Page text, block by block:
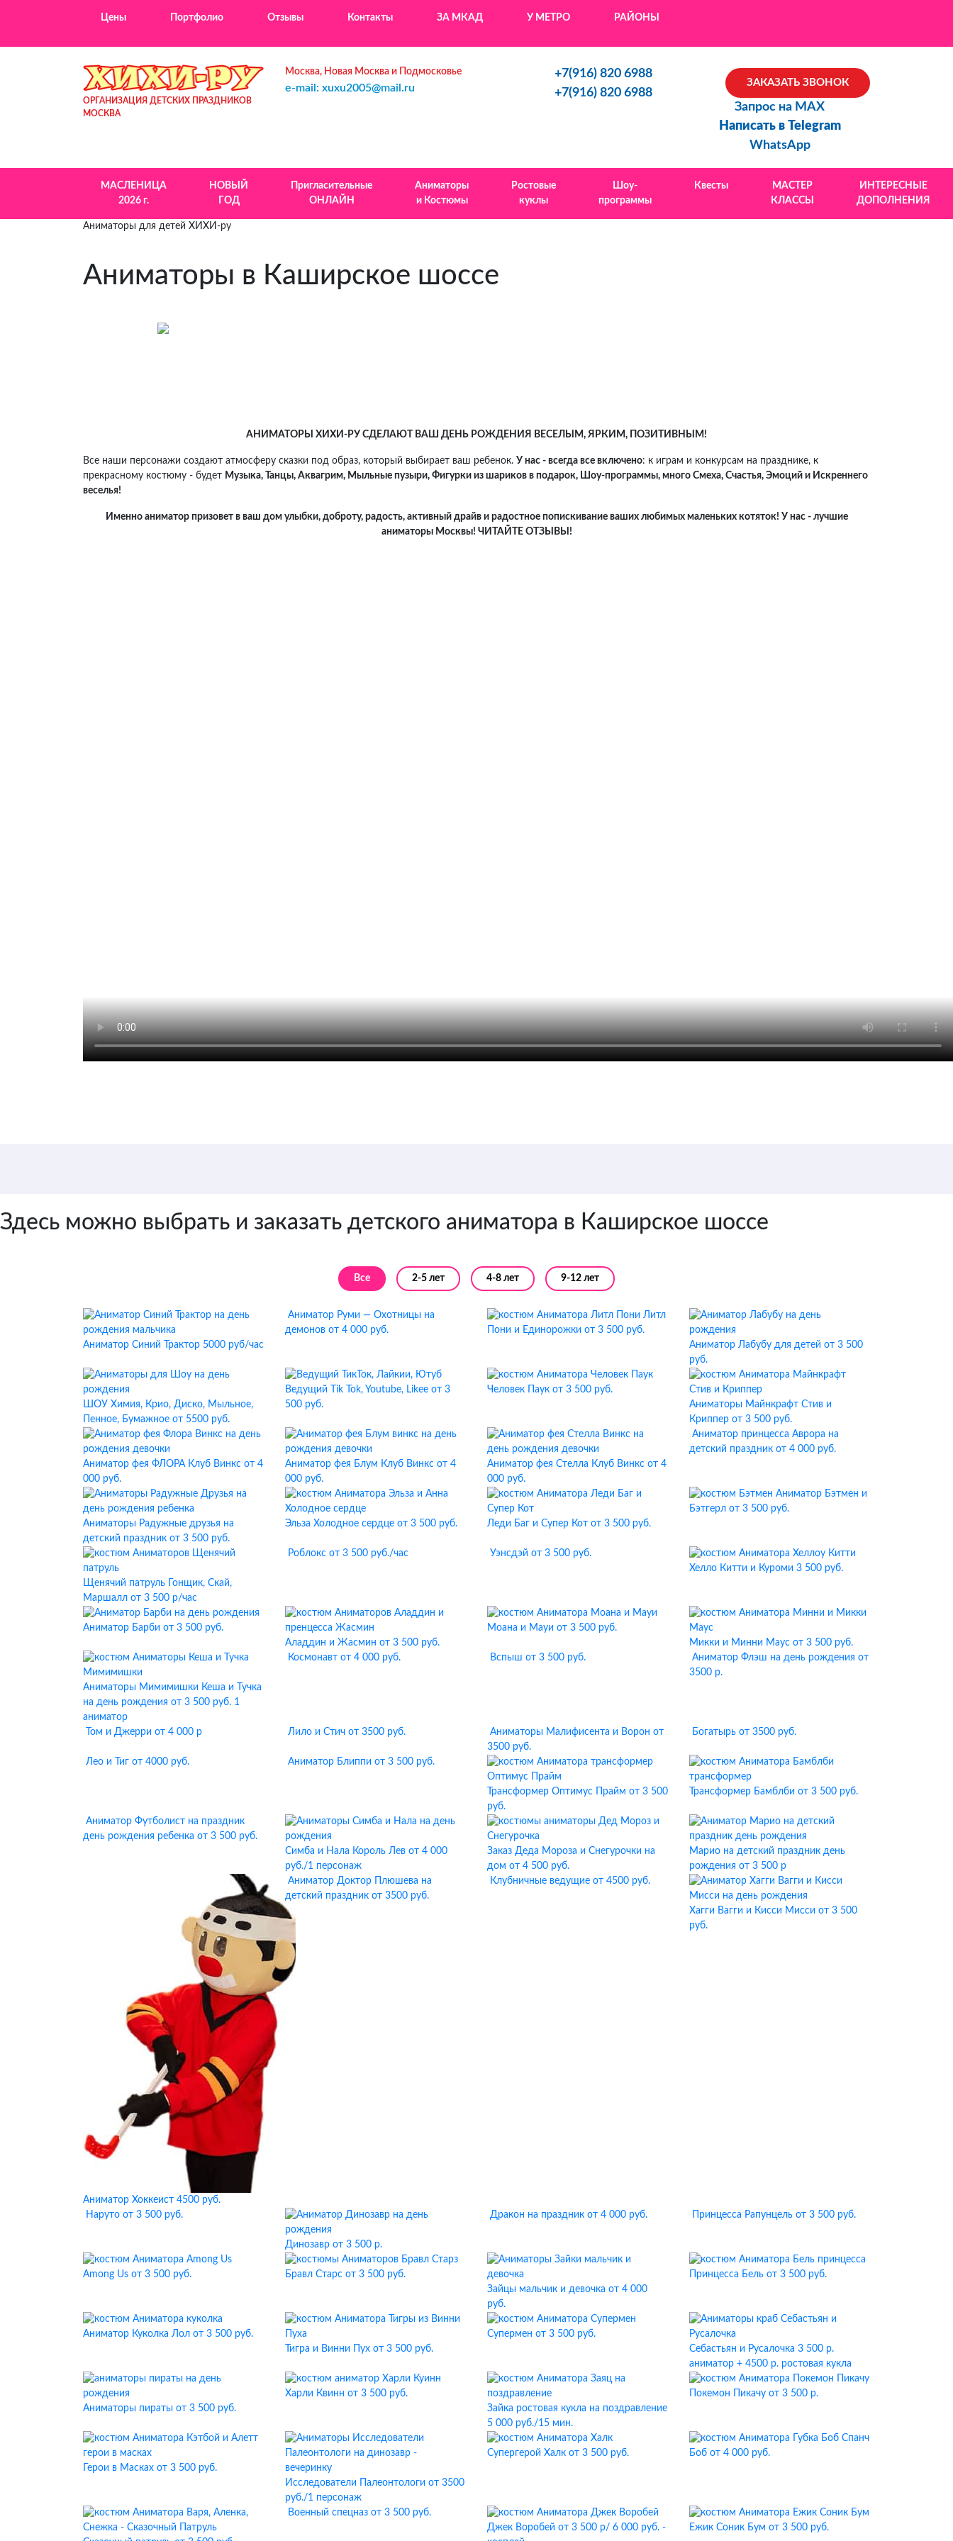
Цены Портфолио Отзывы Контакты ЗА МКАД У МЕТРО РАЙОНЫ
ОРГАНИЗАЦИЯ ДЕТСКИХ ПРАЗДНИКОВ
МОСКВА
Москва, Новая Москва и Подмосковье
e-mail: xuxu2005@mail.ru
+7(916) 820 6988
+7(916) 820 6988
ЗАКАЗАТЬ ЗВОНОК
Запрос на MAX
Написать в Telegram
WhatsApp
МАСЛЕНИЦА
2026 г.
НОВЫЙ
ГОД
Пригласительные
ОНЛАЙН
Аниматоры
и Костюмы
Ростовые
куклы
Шоу-
программы
Квесты
МАСТЕР
КЛАССЫ
ИНТЕРЕСНЫЕ
ДОПОЛНЕНИЯ
Аниматоры для детей ХИХИ-ру
Аниматоры в Каширское шоссе
АНИМАТОРЫ ХИХИ-РУ СДЕЛАЮТ ВАШ ДЕНЬ РОЖДЕНИЯ ВЕСЕЛЫМ, ЯРКИМ, ПОЗИТИВНЫМ!
Все наши персонажи создают атмосферу сказки под образ, который выбирает ваш ребенок. У нас - всегда все включено: к играм и конкурсам на празднике, к
прекрасному костюму - будет Музыка, Танцы, Аквагрим, Мыльные пузыри, Фигурки из шариков в подарок, Шоу-программы, много Смеха, Счастья, Эмоций и Искреннего
веселья!
Именно аниматор призовет в ваш дом улыбки, доброту, радость, активный драйв и радостное попискивание ваших любимых маленьких котяток! У нас - лучшие
аниматоры Москвы! ЧИТАЙТЕ ОТЗЫВЫ!
Здесь можно выбрать и заказать детского аниматора в Каширское шоссе
Все 2-5 лет 4-8 лет 9-12 лет
Аниматор Синий Трактор 5000 руб/час
Аниматор Руми — Охотницы на
демонов от 4 000 руб.
Литл
Пони и Единорожки от 3 500 руб.
Аниматор Лабубу для детей от 3 500
руб.
ШОУ Химия, Крио, Диско, Мыльное,
Пенное, Бумажное от 5500 руб.
Ведущий Tik Tok, Youtube, Likee от 3
500 руб.
Человек Паук от 3 500 руб.
Аниматоры Майнкрафт Стив и
Криппер от 3 500 руб.
Аниматор фея ФЛОРА Клуб Винкс от 4
000 руб.
Аниматор фея Блум Клуб Винкс от 4
000 руб.
Аниматор фея Стелла Клуб Винкс от 4
000 руб.
Аниматор принцесса Аврора на
детский праздник от 4 000 руб.
Аниматоры Радужные друзья на
детский праздник от 3 500 руб.
Эльза Холодное сердце от 3 500 руб. Леди Баг и Супер Кот от 3 500 руб.
Аниматор Бэтмен и
Бэтгерл от 3 500 руб.
Щенячий патруль Гонщик, Скай,
Маршалл от 3 500 р/час
Роблокс от 3 500 руб./час Уэнсдэй от 3 500 руб.
Хелло Китти и Куроми 3 500 руб.
Аниматор Барби от 3 500 руб.
Аладдин и Жасмин от 3 500 руб.
Моана и Мауи от 3 500 руб.
Микки и Минни Маус от 3 500 руб.
Аниматоры Мимимишки Кеша и Тучка
на день рождения от 3 500 руб. 1
аниматор
Космонавт от 4 000 руб. Вспыш от 3 500 руб. Аниматор Флэш на день рождения от
3500 р.
Том и Джерри от 4 000 р Лило и Стич от 3500 руб. Аниматоры Малифисента и Ворон от
3500 руб.
Богатырь от 3500 руб.
Лео и Тиг от 4000 руб. Аниматор Блиппи от 3 500 руб.
Трансформер Оптимус Прайм от 3 500
руб.
Трансформер Бамблби от 3 500 руб.
Аниматор Футболист на праздник
день рождения ребенка от 3 500 руб.
Симба и Нала Король Лев от 4 000
руб./1 персонаж
Заказ Деда Мороза и Снегурочки на
дом от 4 500 руб.
Марио на детский праздник день
рождения от 3 500 р
Аниматор Хоккеист 4500 руб.
Аниматор Доктор Плюшева на
детский праздник от 3500 руб.
Клубничные ведущие от 4500 руб.
Хагги Вагги и Кисси Мисси от 3 500
руб.
Наруто от 3 500 руб.
Динозавр от 3 500 р.
Дракон на праздник от 4 000 руб. Принцесса Рапунцель от 3 500 руб.
Among Us от 3 500 руб. Бравл Старс от 3 500 руб.
Зайцы мальчик и девочка от 4 000
руб.
Принцесса Бель от 3 500 руб.
Аниматор Куколка Лол от 3 500 руб.
Тигра и Винни Пух от 3 500 руб.
Супермен от 3 500 руб.
Себастьян и Русалочка 3 500 р.
аниматор + 4500 р. ростовая кукла
Аниматоры пираты от 3 500 руб.
Харли Квинн от 3 500 руб.
Зайка ростовая кукла на поздравление
5 000 руб./15 мин.
Покемон Пикачу от 3 500 р.
Герои в Масках от 3 500 руб.
Исследователи Палеонтологи от 3500
руб./1 персонаж
Супергерой Халк от 3 500 руб.
Спанч
Боб от 4 000 руб.
Военный спецназ от 3 500 руб.
Джек Воробей от 3 500 р/ 6 000 руб. -
Ежик Соник Бум от 3 500 руб.